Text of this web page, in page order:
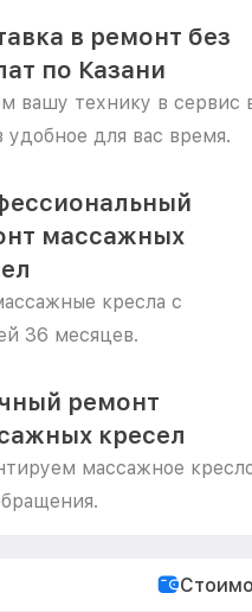
в ремонт без
по Казани
вашу технику в сервис
удобное для вас время.
массажных
кресла с
36 месяцев.
ремонт
кресел
массажное